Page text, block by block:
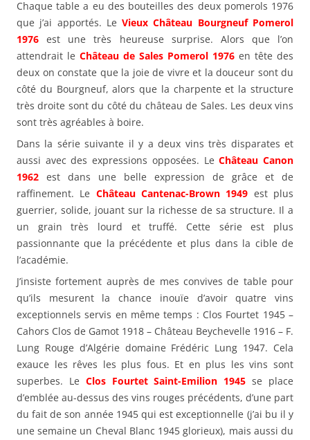
Chaque table a eu des bouteilles des deux pomerols 1976
que j’ai apportés. LeVieux Château Bourgneuf Pomerol
1976 est une très heureuse surprise. Alors que l’on
attendrait le Château de Sales Pomerol 1976 en tête des
deux on constate que la joie de vivre et la douceur sont du
côté du Bourgneuf, alors que la charpente et la structure
très droite sont du côté du château de Sales. Les deux vins
sont très agréables à boire.
Dans la série suivante il y a deux vins très disparates et
aussi avec des expressions opposées. LeChâteau Canon
1962 est dans une belle expression de grâce et de
raffinement. Le Château Cantenac-Brown 1949 est plus
guerrier, solide, jouant sur la richesse de sa structure. Il a
un grain très lourd et truffé. Cette série est plus
passionnante que la précédente et plus dans la cible de
l’académie.
J’insiste fortement auprès de mes convives de table pour
qu’ils mesurent la chance inouïe d’avoir quatre vins
exceptionnels servis en même temps : Clos Fourtet 1945 –
Cahors Clos de Gamot 1918 – Château Beychevelle 1916 – F.
Lung Rouge d’Algérie domaine Frédéric Lung 1947. Cela
exauce les rêves les plus fous. Et en plus les vins sont
superbes. Le Clos Fourtet Saint-Emilion 1945 se place
d’emblée au-dessus des vins rouges précédents, d’une part
du fait de son année 1945 qui est exceptionnelle (j’ai bu il y
une semaine un Cheval Blanc 1945 glorieux), mais aussi du